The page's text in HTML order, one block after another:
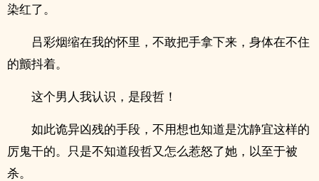
染红了。
吕彩烟缩在我的怀里，不敢把手拿下来，身体在不住
的颤抖着。
这个男人我认识，是段哲！
如此诡异凶残的手段，不用想也知道是沈静宜这样的
厉鬼干的。只是不知道段哲又怎么惹怒了她，以至于被
杀。